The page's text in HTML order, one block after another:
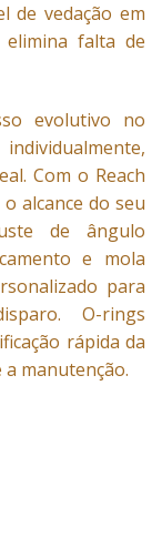
de vedação em
elimina falta de
evolutivo no
Com o Reach
alcance do seu
de ângulo
e mola
para
O-rings
rápida da
manutenção.